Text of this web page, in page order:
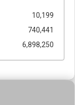
10,199
740,441
6,898,250